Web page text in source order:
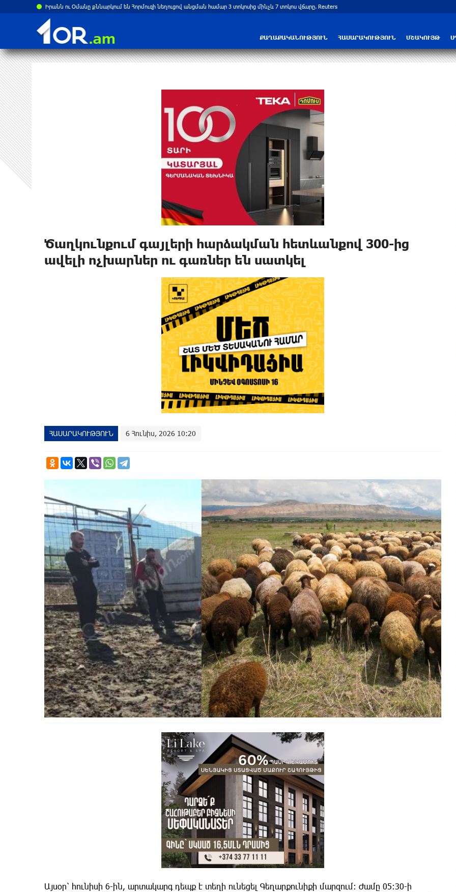
Իրանն ու Օմանը քննարկում են Հորմուզի նեղուցով անցման համար 3 տոկոսից մինչև 7 տոկոս վճարը. Reuters
ՔԱՂԱՔԱԿԱՆՈՒԹՅՈՒՆ ՀԱՍԱՐԱԿՈՒԹՅՈՒՆ ՄՇԱԿՈՒՅԹ
Ծաղկունքում գայլերի hարձակման հետևանքով 300-ից
ավելի ոչխարներ ու գառներ են uատկել
ՀԱՍԱՐԱԿՈՒԹՅՈՒՆ 6 Հունիս, 2026 10:20
Այսօր՝ հունիսի 6-ին, արտակարգ դեպք է տեղի ունեցել Գեղարքունիքի մարզում։ Ժամը 05:30-ի